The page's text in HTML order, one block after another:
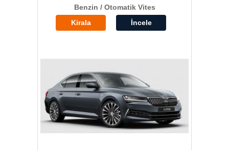
Benzin / Otomatik Vites
Kirala
İncele